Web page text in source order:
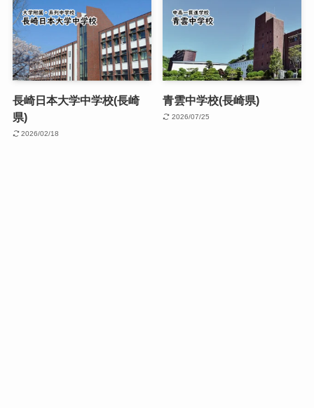
長崎日本大学中学校(長崎
県)
2026/02/18
青雲中学校(長崎県)
2026/07/25